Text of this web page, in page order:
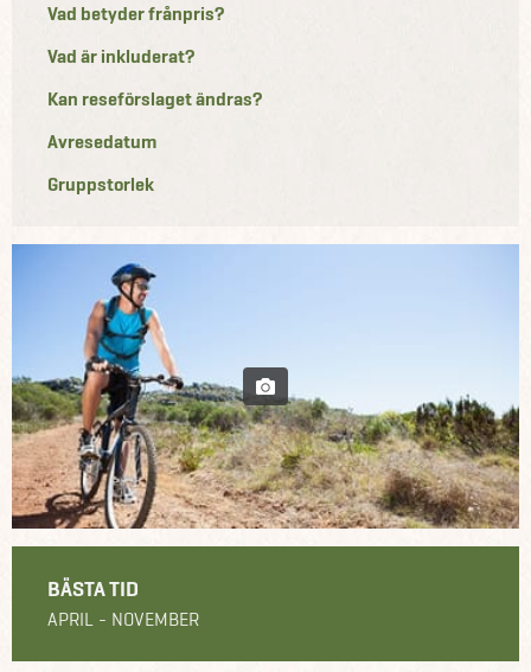
Vad betyder frånpris?
Vad är inkluderat?
Kan reseförslaget ändras?
Avresedatum
Gruppstorlek
BÄSTA TID
APRIL - NOVEMBER